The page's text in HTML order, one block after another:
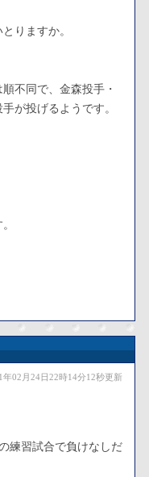
りますか。
不同で、金森投手・
が投げるようです。
年02月24日22時14分12秒更新
練習試合で負けなしだ